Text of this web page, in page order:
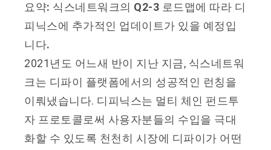
요약: 식스네트워크의 Q2-3 로드맵에 따라 디
피닉스에 추가적인 업데이트가 있을 예정입
니다.
2021 년도 어느새 반이 지난 지금, 식스네트워
크는 디파이 플랫폼에서의 성공적인 런칭을
이뤄냈습니다. 디피닉스는 멀티 체인 펀드투
자 프로토콜로써 사용자분들의 수입을 극대
화할 수 있도록 천천히 시장에 디파이가 어떤